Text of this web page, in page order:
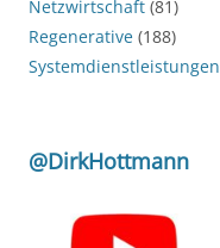
Netzwirtschaft (81)
Regenerative (188)
Systemdienstleistungen
@DirkHottmann